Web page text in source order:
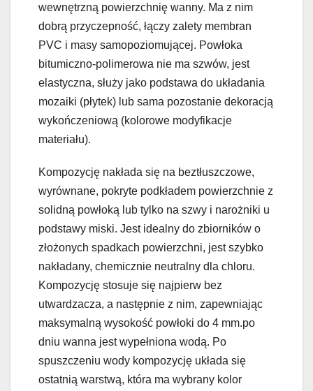
wewnętrzną powierzchnię wanny. Ma z nim
dobrą przyczepność, łączy zalety membran
PVC i masy samopoziomującej. Powłoka
bitumiczno-polimerowa nie ma szwów, jest
elastyczna, służy jako podstawa do układania
mozaiki (płytek) lub sama pozostanie dekoracją
wykończeniową (kolorowe modyfikacje
materiału).
Kompozycję nakłada się na beztłuszczowe,
wyrównane, pokryte podkładem powierzchnie z
solidną powłoką lub tylko na szwy i narożniki u
podstawy miski. Jest idealny do zbiorników o
złożonych spadkach powierzchni, jest szybko
nakładany, chemicznie neutralny dla chloru.
Kompozycję stosuje się najpierw bez
utwardzacza, a następnie z nim, zapewniając
maksymalną wysokość powłoki do 4 mm.po
dniu wanna jest wypełniona wodą. Po
spuszczeniu wody kompozycję układa się
ostatnią warstwą, która ma wybrany kolor